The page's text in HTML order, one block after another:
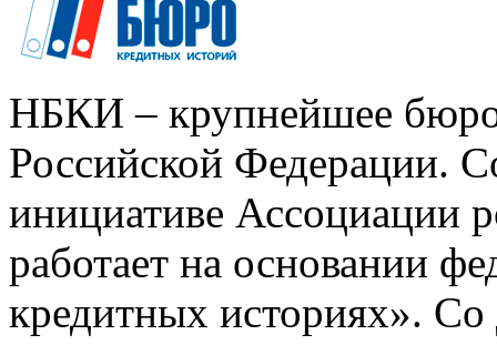
НБКИ – крупнейшее
Российской Федерации.
инициативе Ассоциации
работает на основании
кредитных историях».